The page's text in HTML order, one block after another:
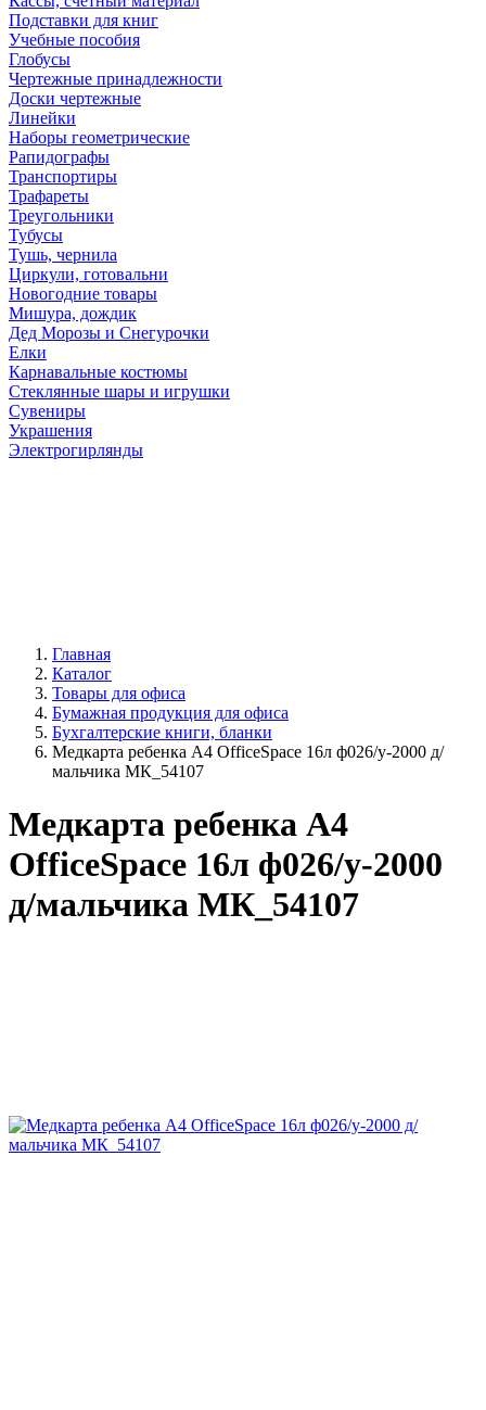
Подставки для книг
Учебные пособия
Глобусы
Чертежные принадлежности
Доски чертежные
Линейки
Наборы геометрические
Рапидографы
Транспортиры
Трафареты
Треугольники
Тубусы
Тушь, чернила
Циркули, готовальни
Новогодние товары
Мишура, дождик
Дед Морозы и Снегурочки
Елки
Карнавальные костюмы
Стеклянные шары и игрушки
Сувениры
Украшения
Электрогирлянды
Главная
Каталог
Товары для офиса
Бумажная продукция для офиса
Бухгалтерские книги, бланки
Медкарта ребенка А4 OfficeSpace 16л ф026/у-2000 д/
мальчика МК_54107
Медкарта ребенка А4
OfficeSpace 16л ф026/у-2000
д/мальчика МК_54107